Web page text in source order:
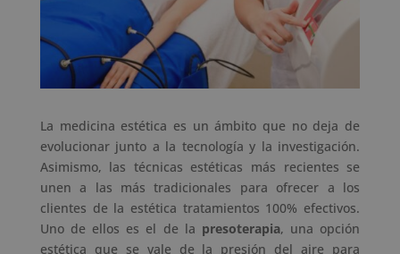
La medicina estética es un ámbito que no deja de
evolucionar junto a la tecnología y la investigación.
Asimismo, las técnicas estéticas más recientes se
unen a las más tradicionales para ofrecer a los
clientes de la estética tratamientos 100% efectivos.
Uno de ellos es el de la presoterapia, una opción
estética que se vale de la presión del aire para